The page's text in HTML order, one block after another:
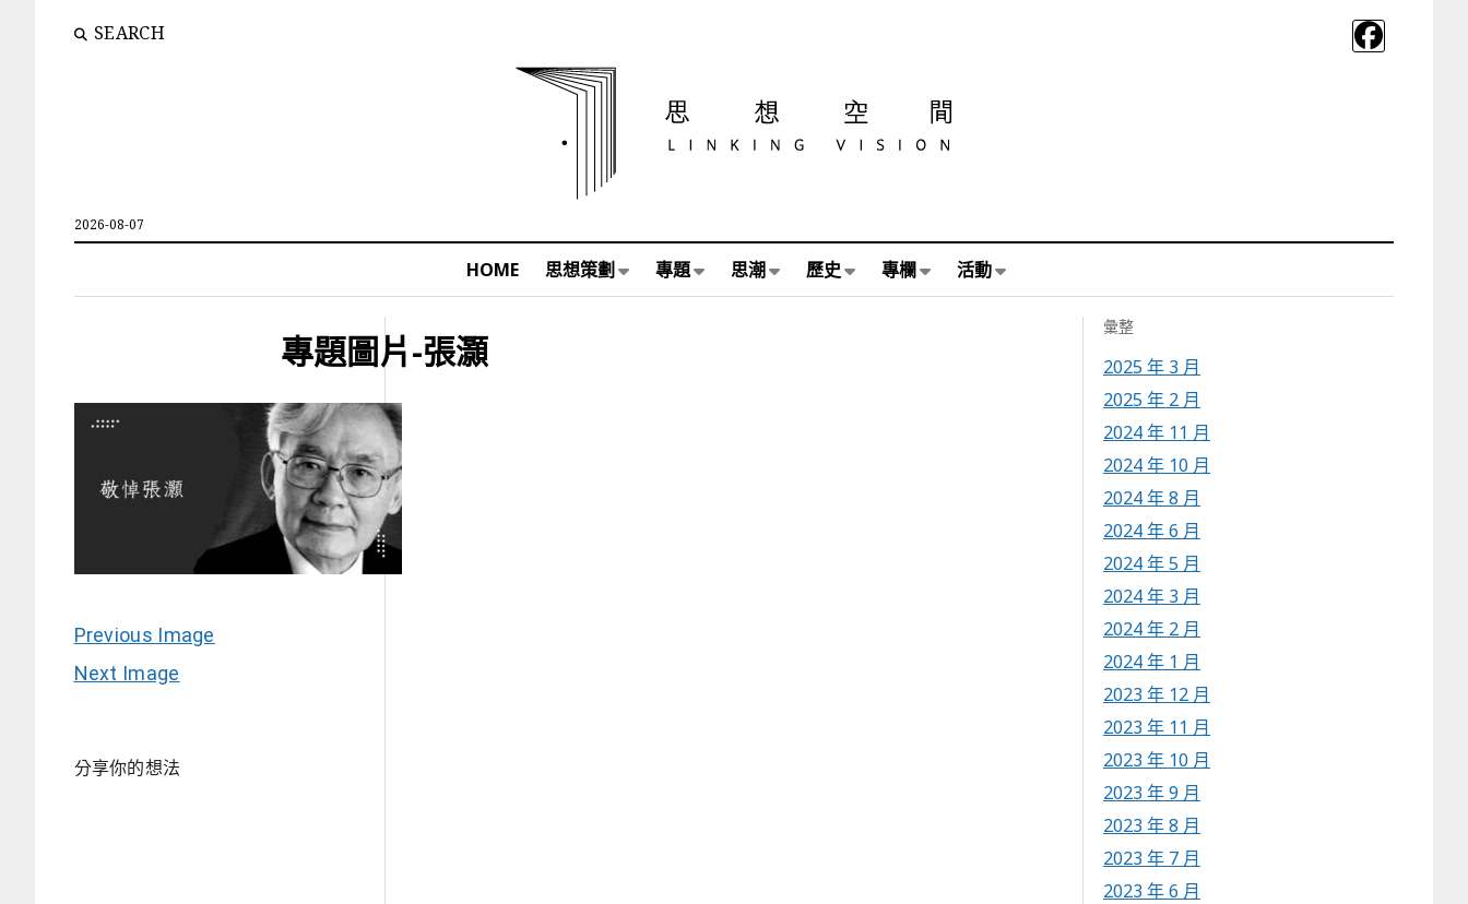
SEARCH
2026-08-07
HOME 思想策劃 專題 思潮 歷史 專欄 活動
專題圖片-張灝
Previous Image
Next Image
分享你的想法
彙整
2025 年 3 月
2025 年 2 月
2024 年 11 月
2024 年 10 月
2024 年 8 月
2024 年 6 月
2024 年 5 月
2024 年 3 月
2024 年 2 月
2024 年 1 月
2023 年 12 月
2023 年 11 月
2023 年 10 月
2023 年 9 月
2023 年 8 月
2023 年 7 月
2023 年 6 月